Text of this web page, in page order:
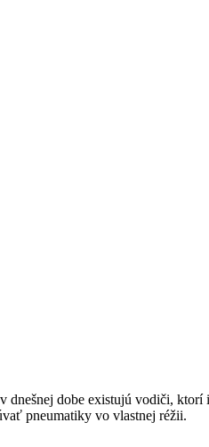
dobe existujú vodiči, ktorí
pneumatiky vo vlastnej réžii.